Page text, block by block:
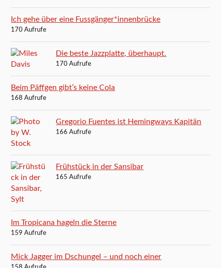
Ich gehe über eine Fussgänger*innenbrücke
170 Aufrufe
Die beste Jazzplatte, überhaupt.
170 Aufrufe
Beim Päffgen gibt’s keine Cola
168 Aufrufe
Gregorio Fuentes ist Hemingways Kapitän
166 Aufrufe
Frühstück in der Sansibar
165 Aufrufe
Im Tropicana hageln die Sterne
159 Aufrufe
Mick Jagger im Dschungel – und noch einer